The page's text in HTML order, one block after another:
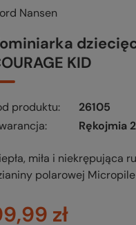
Nansen
KID
produktu
26105
Rękojmia
miła i niekrępująca
polarowej
zł